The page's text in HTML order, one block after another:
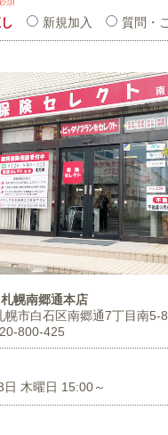
新規加入 質問・
幌南郷通本店
幌市白石区南郷通7丁目南5-8
800-425
木曜日 15:00～